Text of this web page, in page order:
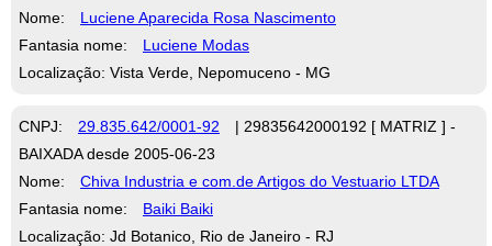
Nome:
Luciene Aparecida Rosa Nascimento
Fantasia nome:
Luciene Modas
Localização: Vista Verde, Nepomuceno - MG
CNPJ: 29.835.642/0001-92
| 29835642000192 [ MATRIZ ] -
BAIXADA desde 2005-06-23
Nome:
Chiva Industria e com.de Artigos do Vestuario LTDA
Fantasia nome:
Baiki Baiki
Localização: Jd Botanico, Rio de Janeiro - RJ